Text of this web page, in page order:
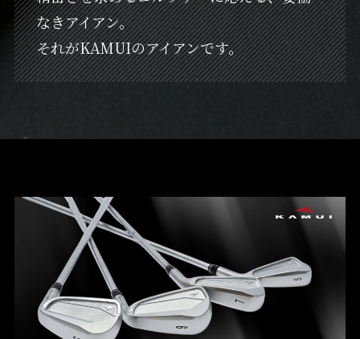
なきアイアン。
それがKAMUIのアイアンです。